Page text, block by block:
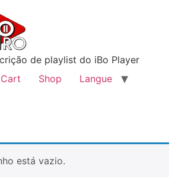
de playlist do iBo Player
Cart Shop Langue
está vazio.